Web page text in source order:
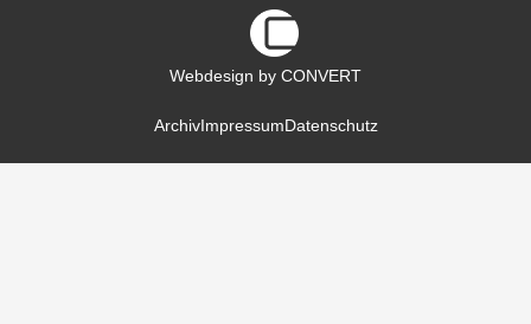
Webdesign by CONVERT
ArchivImpressum Datenschutz